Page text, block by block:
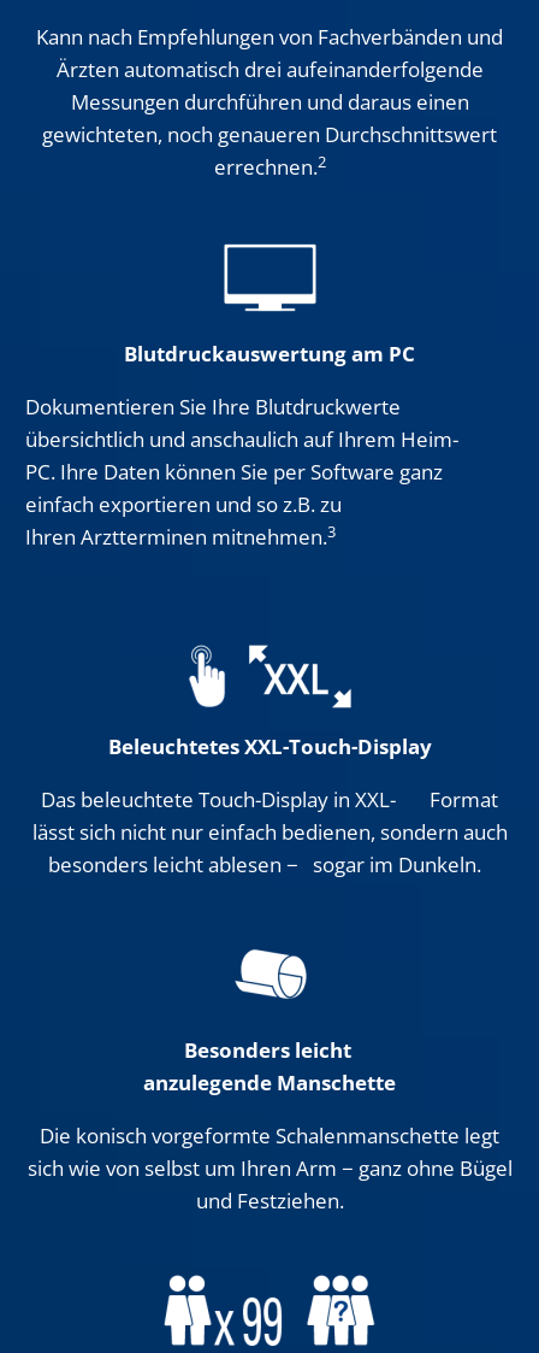
Kann nach Empfehlungen von Fachverbänden und
Ärzten automatisch drei aufeinanderfolgende
Messungen durchführen und daraus einen
gewichteten, noch genaueren Durchschnittswert
errechnen.2
Blutdruckauswertung am PC
Dokumentieren Sie Ihre Blutdruckwerte
übersichtlich und anschaulich auf Ihrem Heim-
PC. Ihre Daten können Sie per Software ganz
einfach exportieren und so z.B. zu
Ihren Arztterminen mitnehmen.3
Beleuchtetes XXL-Touch-Display
Das beleuchtete Touch-Display in XXL- Format
lässt sich nicht nur einfach bedienen, sondern auch
besonders leicht ablesen − sogar im Dunkeln.
Besonders leicht
anzulegende Manschette
Die konisch vorgeformte Schalenmanschette legt
sich wie von selbst um Ihren Arm − ganz ohne Bügel
und Festziehen.